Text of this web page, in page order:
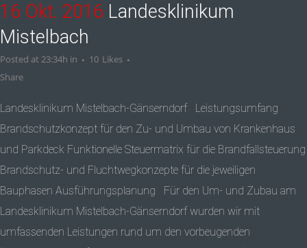
16 Okt. 2016 Landesklinikum
Mistelbach
Posted at 23:34h in 10 Likes
Share
Landesklinikum Mistelbach-Gänserndorf Leistungsumfang
Brandschutzkonzept für den Zu- und Umbau von Krankenhaus
und Parkdeck Funktionelle Steuermatrix für die Brandfallsteuerung
Brandschutz- und Fluchtwegkonzepte für die jeweiligen
Bauphasen Ausführungsplanung Für den Um- und Zubau am
Landesklinikum Mistelbach-Gänserndorf wurden wir mit
umfassenden Leistungen rund um den vorbeugenden